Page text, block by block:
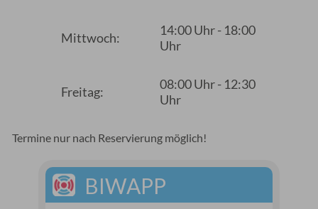
Mittwoch:
14:00 Uhr - 18:00
Uhr
Freitag:
08:00 Uhr - 12:30
Uhr
Termine nur nach Reservierung möglich!
BIWAPP